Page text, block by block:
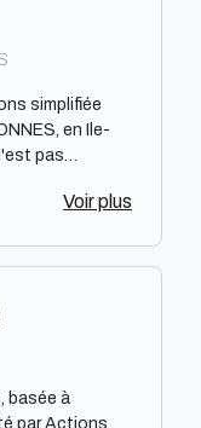
simplifiée
en Ile-
pas
information sur
Voir plus
basée à
par Actions